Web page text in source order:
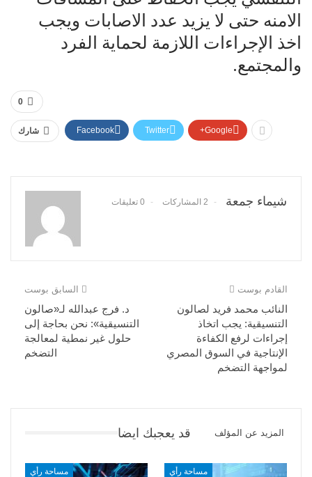
الامنه حتى لا يزيد عدد الاصابات ويجب
اخذ الإجراءات اللازمة لحماية الفرد
والمجتمع.
0
شارك Facebook Twitter Google+
شيماء جمعة 2 المشاركات 0 تعليقات
السابق بوست
د. فرج عبدالله لـ«صالون
التنسيقية»: نحن بحاجة إلى
حلول غير نمطية لمعالجة
التضخم
القادم بوست
النائب محمد فريد لصالون
التنسيقية: يجب اتخاذ
إجراءات لرفع الكفاءة
الإنتاجية في السوق المصري
لمواجهة التضخم
قد يعجبك ايضا المزيد عن المؤلف
مساحة رأي مساحة رأي